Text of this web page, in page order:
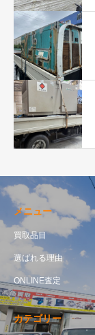
メニュー
買取品目
選ばれる理由
ONLINE査定
カテゴリー